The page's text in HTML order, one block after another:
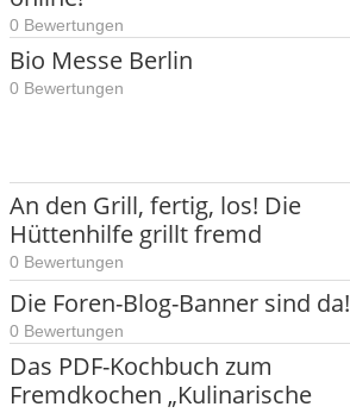
0 Bewertungen
Bio Messe Berlin
0 Bewertungen
An den Grill, fertig, los! Die
Hüttenhilfe grillt fremd
0 Bewertungen
Die Foren-Blog-Banner sind da!
0 Bewertungen
Das PDF-Kochbuch zum
Fremdkochen „Kulinarische